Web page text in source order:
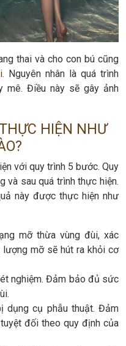
thai và cho con bú cũng
. Nguyên nhân là quá trình
mê. Điều này sẽ gây ảnh
HIỆN NHƯ
với quy trình 5 bước. Quy
và sau quá trình thực hiện.
này được thực hiện như
mỡ thừa vùng đùi, xác
mỡ sẽ hút ra khỏi cơ
nghiệm. Đảm bảo đủ sức
dụng cụ phẫu thuật. Đảm
đối theo quy định của